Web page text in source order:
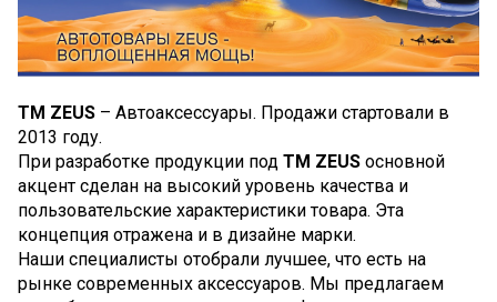
TM ZEUS – Автоаксессуары. Продажи стартовали в
2013 году.
При разработке продукции под TM ZEUS основной
акцент сделан на высокий уровень качества и
пользовательские характеристики товара. Эта
концепция отражена и в дизайне марки.
Наши специалисты отобрали лучшее, что есть на
рынке современных аксессуаров. Мы предлагаем